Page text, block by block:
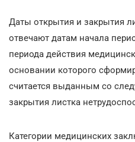
Даты открытия и закрытия
отвечают датам начала
периода действия
основании которого
считается выданным со
закрытия листка
Категории медицинских